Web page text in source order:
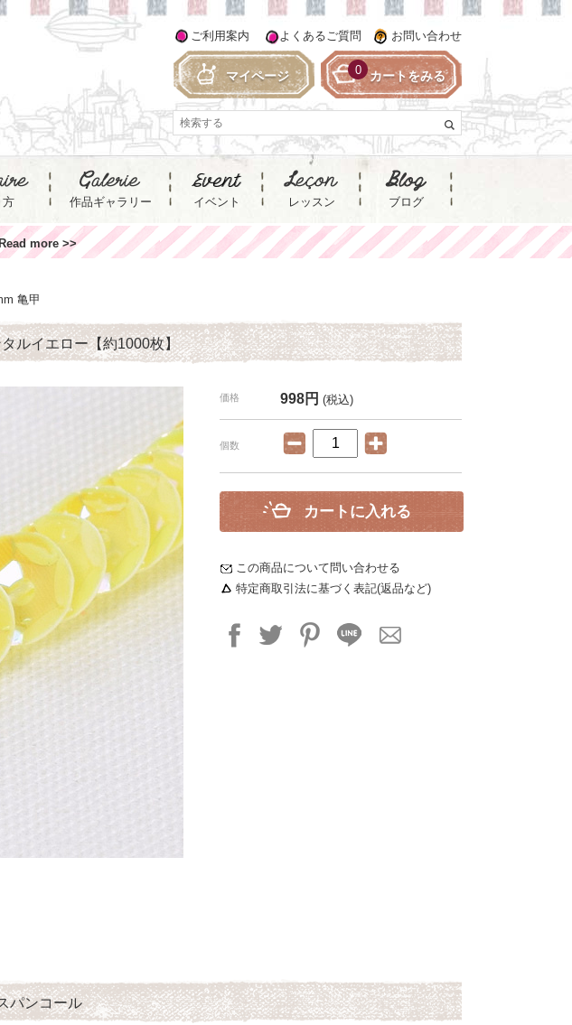
方 作品ギャラリー イベント レッスン ブログ
ご利用案内 よくあるご質問 お問い合わせ
マイページ カートをみる
0
more >>
亀甲
ルイエロー【約1000枚】
価格 998円 (税込)
個数
カートに入れる
この商品について問い合わせる
特定商取引法に基づく表記(返品など)
パンコール